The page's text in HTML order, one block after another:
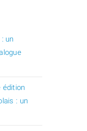
un
édition
: un